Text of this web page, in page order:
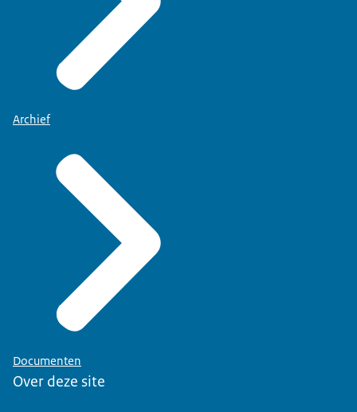
Archief
Documenten
Over deze site